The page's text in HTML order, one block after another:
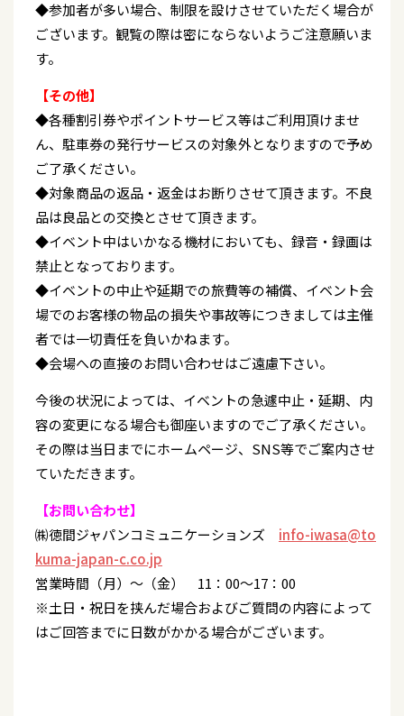
◆参加者が多い場合、制限を設けさせていただく場合が
ございます。観覧の際は密にならないようご注意願いま
す。
【その他】
◆各種割引券やポイントサービス等はご利用頂けませ
ん、駐車券の発行サービスの対象外となりますので予め
ご了承ください。
◆対象商品の返品・返金はお断りさせて頂きます。不良
品は良品との交換とさせて頂きます。
◆イベント中はいかなる機材においても、録音・録画は
禁止となっております。
◆イベントの中止や延期での旅費等の補償、イベント会
場でのお客様の物品の損失や事故等につきましては主催
者では一切責任を負いかねます。
◆会場への直接のお問い合わせはご遠慮下さい。
今後の状況によっては、イベントの急遽中止・延期、内
容の変更になる場合も御座いますのでご了承ください。
その際は当日までにホームページ、SNS等でご案内させ
ていただきます。
【お問い合わせ】
㈱徳間ジャパンコミュニケーションズ info-iwasa@to
kuma-japan-c.co.jp
営業時間（月）～（金） 11：00～17：00
※土日・祝日を挟んだ場合およびご質問の内容によって
はご回答までに日数がかかる場合がございます。